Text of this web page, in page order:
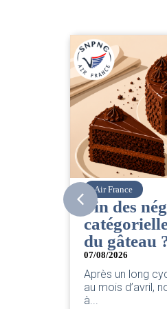
Corsair
CSE.
06/08/2026| ACCÈS
Retrouvez le
2026 par votre
Lire l'actu